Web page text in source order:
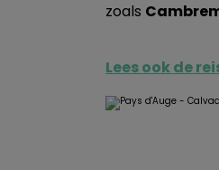
zoals
Lees ook de